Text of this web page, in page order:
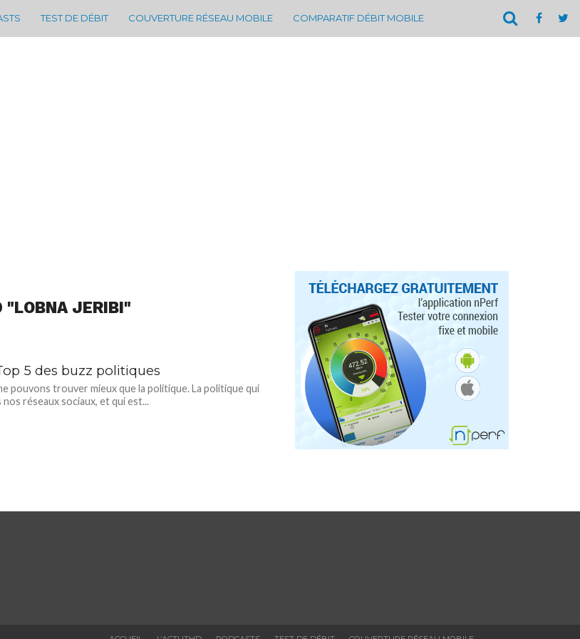
TEST DE DÉBIT COUVERTURE RÉSEAU MOBILE COMPARATIF DÉBIT MOBILE
"LOBNA JERIBI"
5 des buzz politiques
pouvons trouver mieux que la politique. La politique qui
réseaux sociaux, et qui est...